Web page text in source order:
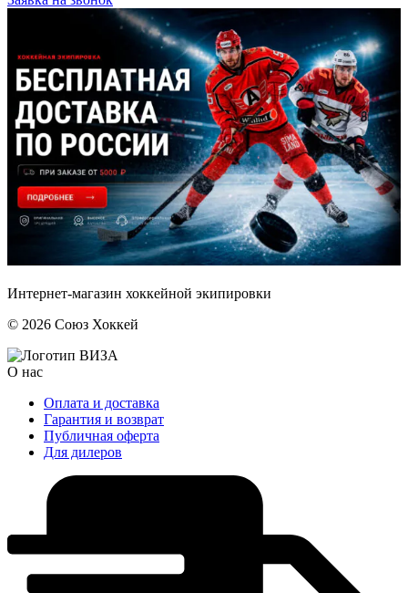
Интернет-магазин хоккейной экипировки
© 2026 Союз Хоккей
О нас
Оплата и доставка
Гарантия и возврат
Публичная оферта
Для дилеров